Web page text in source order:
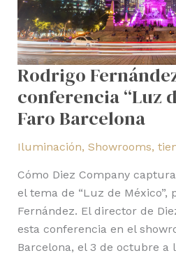
Rodrigo
conferencia “Luz
Faro Barcelona
Iluminación, Showrooms,
Cómo Diez Company
el tema de “Luz de México”,
Fernández. El director de
esta conferencia en el
Barcelona, el 3 de octubre a
Faro
Barcelona